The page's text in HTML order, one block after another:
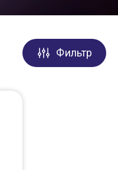
Фильтр